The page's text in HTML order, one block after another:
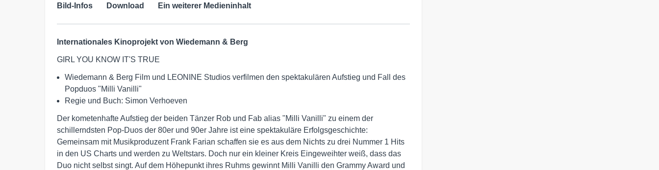
Bild-Infos Download Ein weiterer Medieninhalt
Internationales Kinoprojekt von Wiedemann & Berg
GIRL YOU KNOW IT'S TRUE
Wiedemann & Berg Film und LEONINE Studios verfilmen den spektakulären Aufstieg und Fall des
Popduos "Milli Vanilli"
Regie und Buch: Simon Verhoeven
Der kometenhafte Aufstieg der beiden Tänzer Rob und Fab alias "Milli Vanilli" zu einem der
schillerndsten Pop-Duos der 80er und 90er Jahre ist eine spektakuläre Erfolgsgeschichte:
Gemeinsam mit Musikproduzent Frank Farian schaffen sie es aus dem Nichts zu drei Nummer 1 Hits
in den US Charts und werden zu Weltstars. Doch nur ein kleiner Kreis Eingeweihter weiß, dass das
Duo nicht selbst singt. Auf dem Höhepunkt ihres Ruhms gewinnt Milli Vanilli den Grammy Award und